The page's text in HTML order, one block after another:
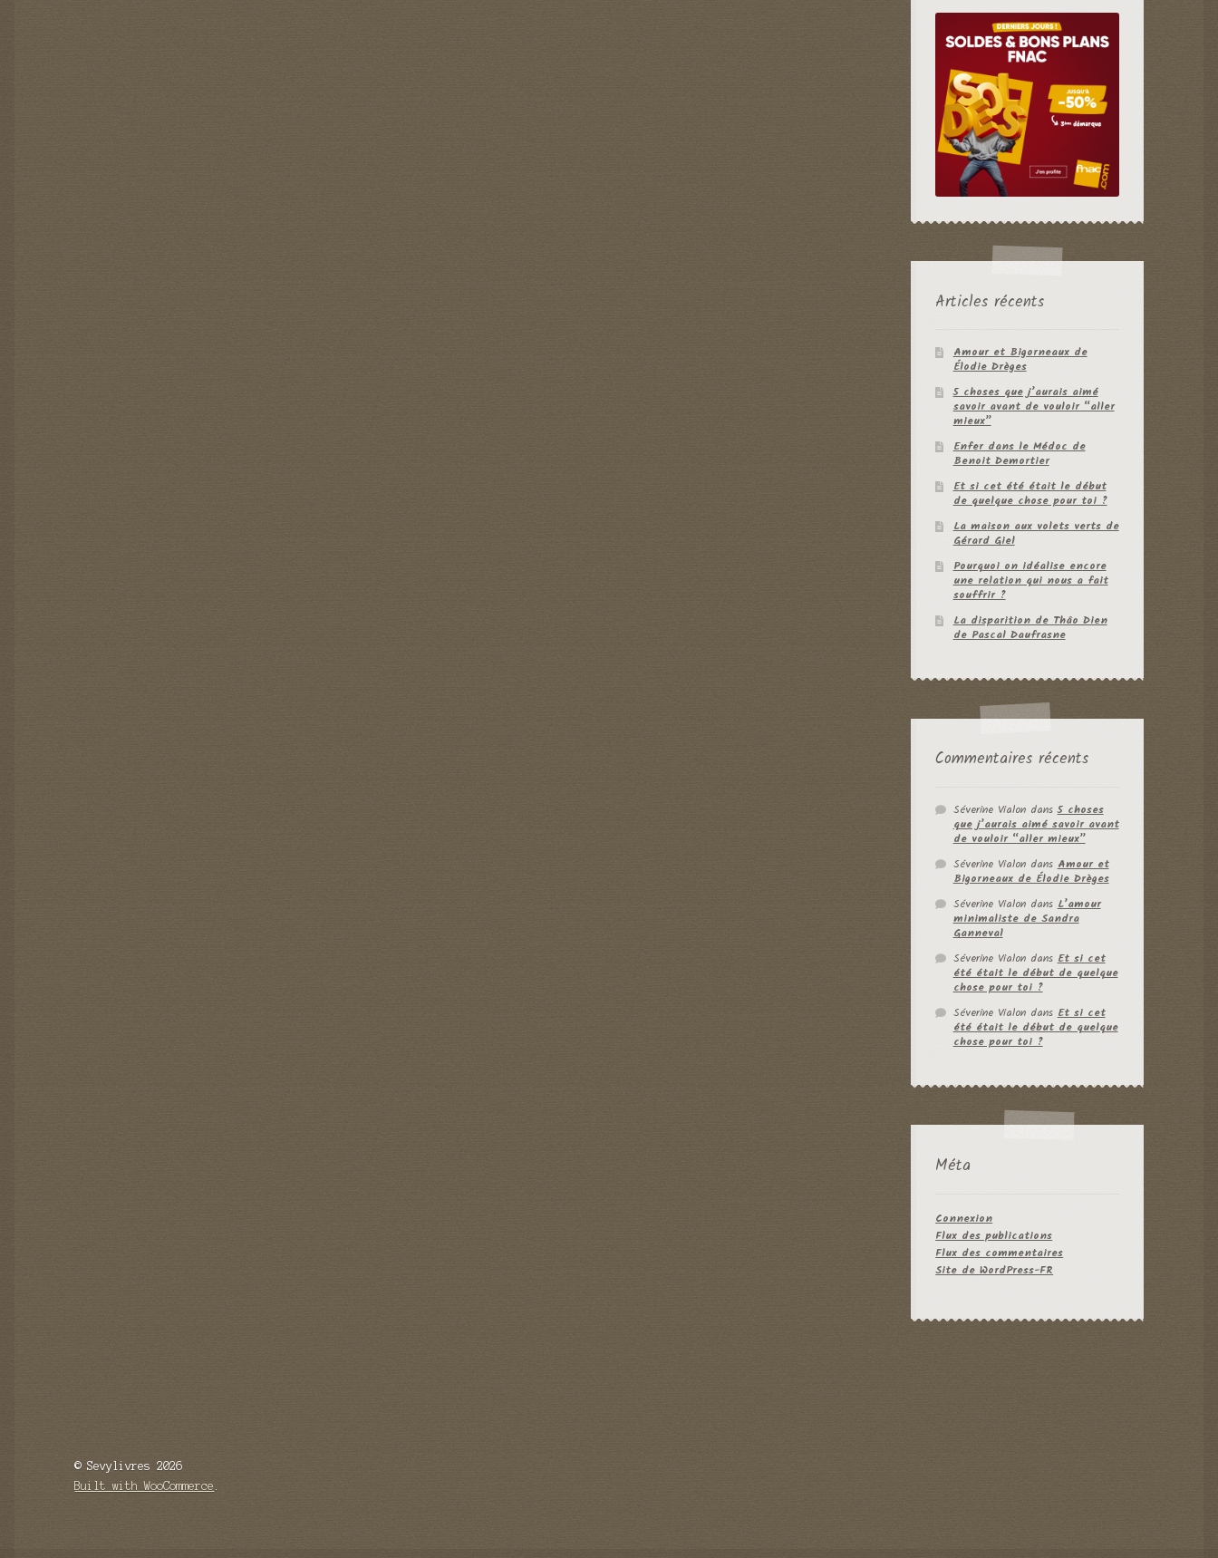
Articles récents
Amour et Bigorneaux de
Élodie Drèges
5 choses que j’aurais aimé
savoir avant de vouloir “aller
mieux”
Enfer dans le Médoc de
Benoit Demortier
Et si cet été était le début
de quelque chose pour toi ?
La maison aux volets verts de
Gérard Giel
Pourquoi on idéalise encore
une relation qui nous a fait
souffrir ?
La disparition de Thâo Dien
de Pascal Daufrasne
Commentaires récents
Séverine Vialondans5 choses
que j’aurais aimé savoir avant
de vouloir “aller mieux”
Séverine VialondansAmour et
Bigorneaux de Élodie Drèges
Séverine VialondansL’amour
minimaliste de Sandra
Ganneval
Séverine VialondansEt si cet
été était le début de quelque
chose pour toi ?
Séverine VialondansEt si cet
été était le début de quelque
chose pour toi ?
Méta
Connexion
Flux des publications
Flux des commentaires
Site de WordPress-FR
© Sevylivres 2026
Built with WooCommerce